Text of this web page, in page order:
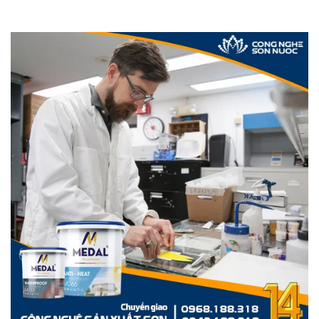
Máy khuấy tích hợp cơ cấu nâng hạ tự động bằng bộ bơm
nguồn thủy lực, ti ben lớn và lắp bộ công tắc hành trình
chuyên nghiệp.
Máy khuấy sơn 11Kw, 22Kw, 30Kw, 45Kw, 55Kw sử dụng hệ
thống tủ điều khiển chuyên nghiệp bởi các thiết bị cao cấp
đảm bảo an toàn khi sử dụng. Máy có thể điều chỉnh được
vô số dãy tốc độ từ 0 – 1450v/p bằng bộ biến tần, quan sát
tốc độ khuấy thông qua màn hình hiển thị, có bộ nút nhấn
hành trình lên xuống tự động.
Và để tiện lợi cho việc sản xuất bạn nên đặt gia công bồn
chứa tại công nghệ sơn, vì bồn được thiết kế với vật liệu
chính là inox đã qua xử lý bề mặt inox, đáy bồn có lắp van xả
liệu và bánh xe di chuyển có khóa gài nên sẽ rất tiện lợi.